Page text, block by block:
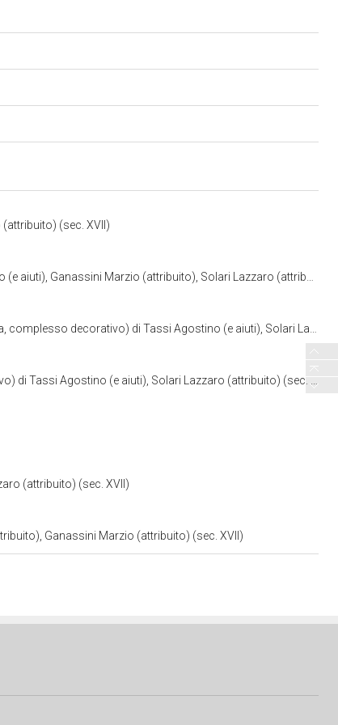
(sec. XVII)
Marzio (attribuito), Solari Lazzaro (attribuito) (sec. XVII)
(e aiuti), Solari Lazzaro (attribuito), Ganassini Marzio (attribuito) (sec. XVII)
Agostino (e aiuti), Solari Lazzaro (attribuito) (sec. XVII)
(attribuito) (sec. XVII)
Ganassini Marzio (attribuito) (sec. XVII)